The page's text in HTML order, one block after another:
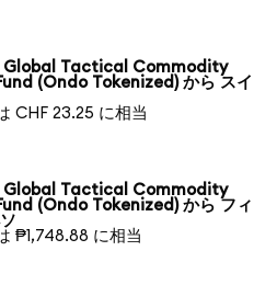
Global Tactical Commodity
(Ondo Tokenized) から スイ
CHF 23.25 に相当
Global Tactical Commodity
(Ondo Tokenized) から フィ
₱1,748.88 に相当